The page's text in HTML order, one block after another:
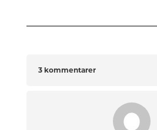
3 kommentarer